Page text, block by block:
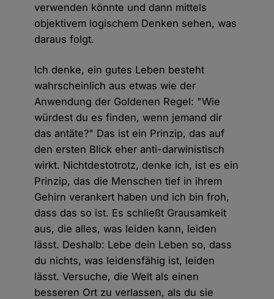
verwenden könnte und dann mittels
objektivem logischem Denken sehen, was
daraus folgt.
Ich denke, ein gutes Leben besteht
wahrscheinlich aus etwas wie der
Anwendung der Goldenen Regel: "Wie
würdest du es finden, wenn jemand dir
das antäte?" Das ist ein Prinzip, das auf
den ersten Blick eher anti-darwinistisch
wirkt. Nichtdestotrotz, denke ich, ist es ein
Prinzip, das die Menschen tief in ihrem
Gehirn verankert haben und ich bin froh,
dass das so ist. Es schließt Grausamkeit
aus, die alles, was leiden kann, leiden
lässt. Deshalb: Lebe dein Leben so, dass
du nichts, was leidensfähig ist, leiden
lässt. Versuche, die Welt als einen
besseren Ort zu verlassen, als du sie